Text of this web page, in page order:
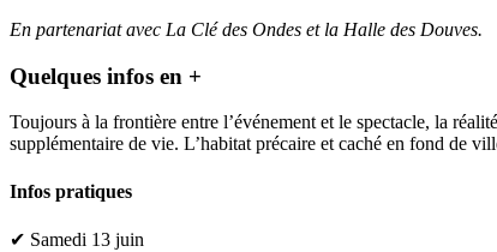
En partenariat avec La Clé des Ondes et la Halle des Douves.
Quelques infos en +
Toujours à la frontière entre l’événement et le spectacle, la
supplémentaire de vie. L’habitat précaire et caché en fond de
Infos pratiques
✔ Samedi 13 juin